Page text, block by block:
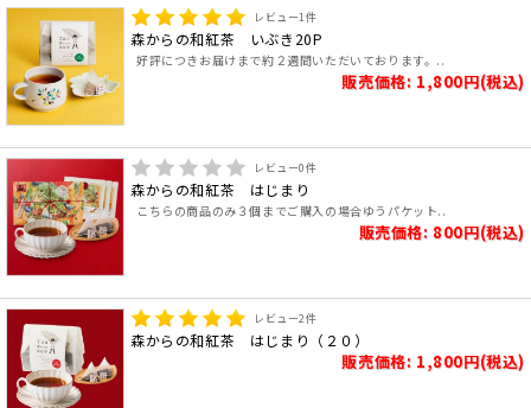
レビュー1件
森からの和紅茶 いぶき20P
好評につきお届けまで約２週間いただいております。..
販売価格: 1,800円(税込)
レビュー0件
森からの和紅茶 はじまり
こちらの商品のみ３個までご購入の場合ゆうパケット..
販売価格: 800円(税込)
レビュー2件
森からの和紅茶 はじまり（２０）
販売価格: 1,800円(税込)